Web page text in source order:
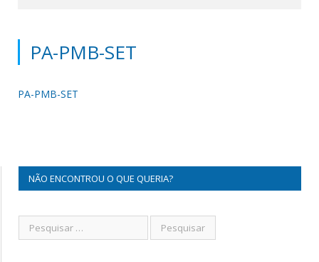
PA-PMB-SET
PA-PMB-SET
NÃO ENCONTROU O QUE QUERIA?